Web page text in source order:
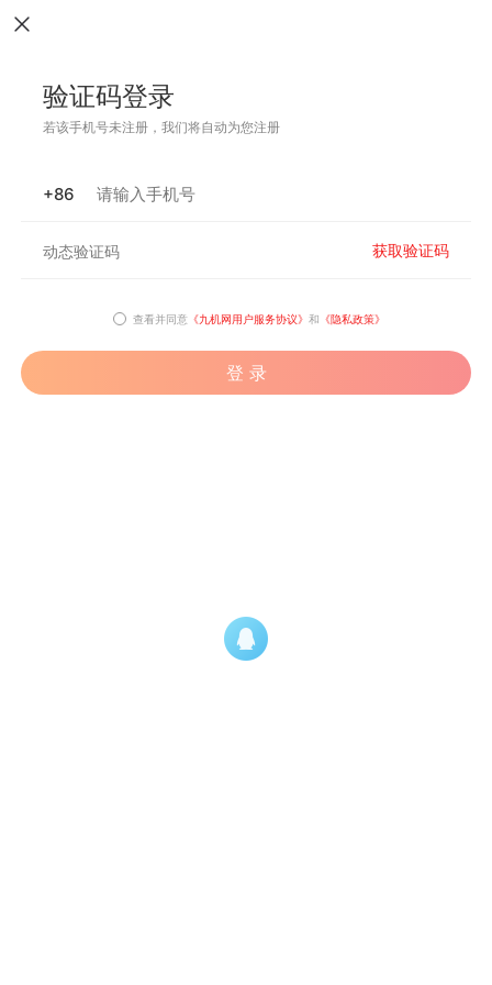
验证码登录
若该手机号未注册，我们将自动为您注册
+86
获取验证码
查看并同意 《九机网用户服务协议》 和 《隐私政策》
登 录